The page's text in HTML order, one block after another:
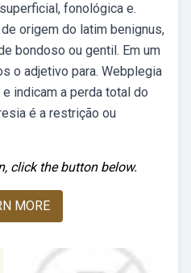
fonológica e.
origem do latim benignus,
bondoso ou gentil. Em um
o adjetivo para. Webplegia
indicam a perda total do
é a restrição ou
click the button below.
MORE